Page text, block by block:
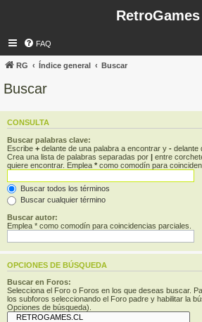
RetroGames
FAQ
RG Índice general Buscar
Buscar
CONSULTA
Buscar palabras clave:
Escribe + delante de una palabra a encontrar y - delante
Crea una lista de palabras separadas por | entre
quiere encontrar. Emplea * como comodín para
Buscar todos los términos
Buscar cualquier término
Buscar autor:
Emplea * como comodín para coincidencias parciales.
OPCIONES DE BÚSQUEDA
Buscar en Foros:
Selecciona el Foro o Foros en los que deseas buscar.
los subforos seleccionando el Foro padre y habilitar la
Opciones de búsqueda).